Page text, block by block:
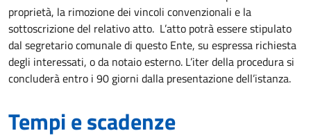
proprietà, la rimozione dei vincoli convenzionali e la
sottoscrizione del relativo atto. L’atto potrà essere stipulato
dal segretario comunale di questo Ente, su espressa richiesta
degli interessati, o da notaio esterno. L’iter della procedura si
concluderà entro i 90 giorni dalla presentazione dell’istanza.
Tempi e scadenze